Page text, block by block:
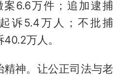
6.6万件；追加逮捕
诉5.4万人；不批捕
万人。
神。让公正司法与老